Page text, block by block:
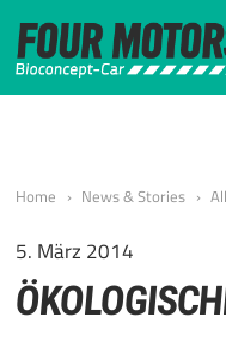
Home News & Stories
5. März 2014